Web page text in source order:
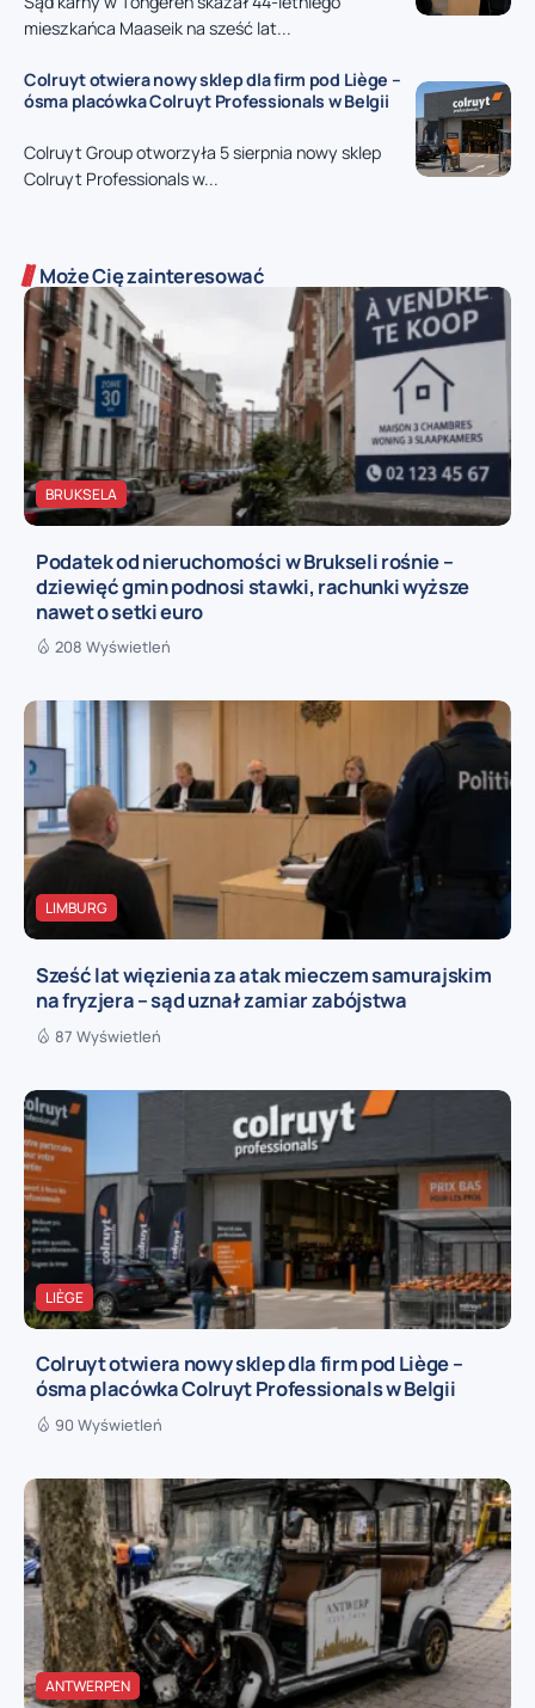
mieszkańca Maaseik na sześć lat...
Colruyt otwiera nowy sklep dla firm pod Liège –
ósma placówka Colruyt Professionals w Belgii
Colruyt Group otworzyła 5 sierpnia nowy sklep
Colruyt Professionals w...
Może Cię zainteresować
BRUKSELA
Podatek od nieruchomości w Brukseli rośnie –
dziewięć gmin podnosi stawki, rachunki wyższe
nawet o setki euro
208 Wyświetleń
LIMBURG
Sześć lat więzienia za atak mieczem samurajskim
na fryzjera – sąd uznał zamiar zabójstwa
87 Wyświetleń
LIÈGE
Colruyt otwiera nowy sklep dla firm pod Liège –
ósma placówka Colruyt Professionals w Belgii
90 Wyświetleń
ANTWERPEN